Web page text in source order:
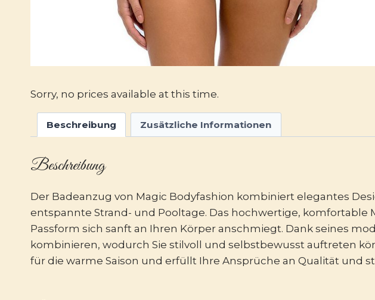
Sorry, no prices available at this time.
Beschreibung Zusätzliche Informationen
Beschreibung
Der Badeanzug von Magic Bodyfashion kombiniert elegantes
entspannte Strand- und Pooltage. Das hochwertige,
Passform sich sanft an Ihren Körper anschmiegt. Dank seines
kombinieren, wodurch Sie stilvoll und selbstbewusst auftreten
für die warme Saison und erfüllt Ihre Ansprüche an Qualität und